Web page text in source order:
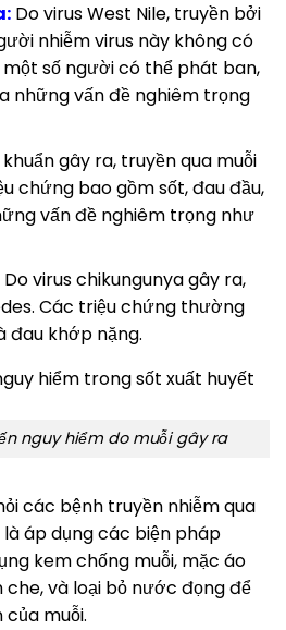
Do virus West Nile, truyền bởi
nhiễm virus này không có
số người có thể phát ban,
những vấn đề nghiêm trọng
khuẩn gây ra, truyền qua muỗi
chứng bao gồm sốt, đau đầu,
vấn đề nghiêm trọng như
Do virus chikungunya gây ra,
Các triệu chứng thường
đau khớp nặng.
nguy hiểm do muỗi gây ra
các bệnh truyền nhiễm qua
áp dụng các biện pháp
kem chống muỗi, mặc áo
và loại bỏ nước đọng để
của muỗi.